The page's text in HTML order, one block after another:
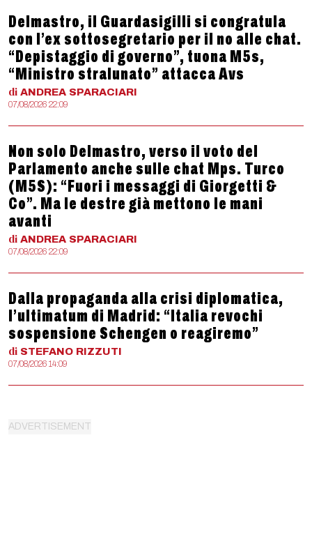
Delmastro, il Guardasigilli si congratula
con l’ex sottosegretario per il no alle chat.
“Depistaggio di governo”, tuona M5s,
“Ministro stralunato” attacca Avs
di ANDREA SPARACIARI
07/08/2026 22:09
Non solo Delmastro, verso il voto del
Parlamento anche sulle chat Mps. Turco
(M5S): “Fuori i messaggi di Giorgetti &
Co”. Ma le destre già mettono le mani
avanti
di ANDREA SPARACIARI
07/08/2026 22:09
Dalla propaganda alla crisi diplomatica,
l’ultimatum di Madrid: “Italia revochi
sospensione Schengen o reagiremo”
di STEFANO RIZZUTI
07/08/2026 14:09